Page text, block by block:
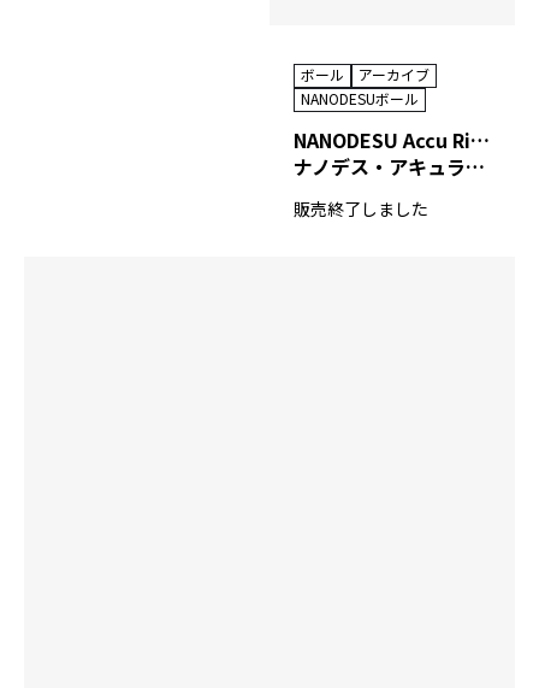
ボール
アーカイブ
NANODESUボール
NANODESU Accu Rise IX
ナノデス・アキュライズ ナイン
販売終了しました